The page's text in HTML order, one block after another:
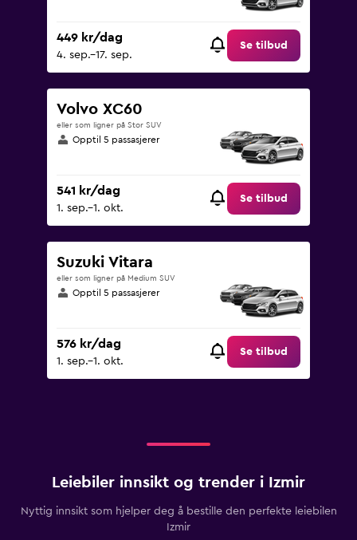
449 kr/dag
4. sep.–17. sep.
Se tilbud
Volvo XC60
eller som ligner på Stor SUV
Opptil 5 passasjerer
541 kr/dag
1. sep.–1. okt.
Se tilbud
Suzuki Vitara
eller som ligner på Medium SUV
Opptil 5 passasjerer
576 kr/dag
1. sep.–1. okt.
Se tilbud
Leiebiler innsikt og trender i Izmir
Nyttig innsikt som hjelper deg å bestille den perfekte leiebilen
Izmir